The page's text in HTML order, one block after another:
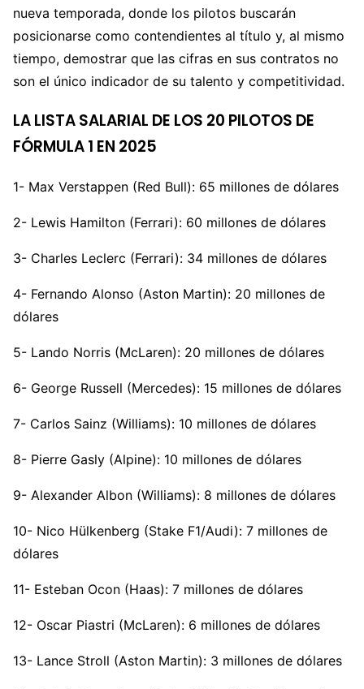
nueva temporada, donde los pilotos buscarán
posicionarse como contendientes al título y, al mismo
tiempo, demostrar que las cifras en sus contratos no
son el único indicador de su talento y competitividad.
LA LISTA SALARIAL DE LOS 20 PILOTOS DE
FÓRMULA 1 EN 2025
1- Max Verstappen (Red Bull): 65 millones de dólares
2- Lewis Hamilton (Ferrari): 60 millones de dólares
3- Charles Leclerc (Ferrari): 34 millones de dólares
4- Fernando Alonso (Aston Martin): 20 millones de
dólares
5- Lando Norris (McLaren): 20 millones de dólares
6- George Russell (Mercedes): 15 millones de dólares
7- Carlos Sainz (Williams): 10 millones de dólares
8- Pierre Gasly (Alpine): 10 millones de dólares
9- Alexander Albon (Williams): 8 millones de dólares
10- Nico Hülkenberg (Stake F1/Audi): 7 millones de
dólares
11- Esteban Ocon (Haas): 7 millones de dólares
12- Oscar Piastri (McLaren): 6 millones de dólares
13- Lance Stroll (Aston Martin): 3 millones de dólares